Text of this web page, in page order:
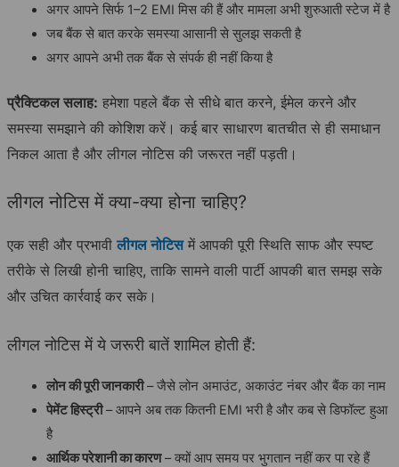
अगर आपने सिर्फ 1–2 EMI मिस की हैं और मामला अभी शुरुआती स्टेज में है
जब बैंक से बात करके समस्या आसानी से सुलझ सकती है
अगर आपने अभी तक बैंक से संपर्क ही नहीं किया है
प्रैक्टिकल सलाह: हमेशा पहले बैंक से सीधे बात करने, ईमेल करने और
समस्या समझाने की कोशिश करें। कई बार साधारण बातचीत से ही समाधान
निकल आता है और लीगल नोटिस की जरूरत नहीं पड़ती।
लीगल नोटिस में क्या-क्या होना चाहिए?
एक सही और प्रभावीलीगल नोटिसमें आपकी पूरी स्थिति साफ और स्पष्ट
तरीके से लिखी होनी चाहिए, ताकि सामने वाली पार्टी आपकी बात समझ सके
और उचित कार्रवाई कर सके।
लीगल नोटिस में ये जरूरी बातें शामिल होती हैं:
लोन की पूरी जानकारी– जैसे लोन अमाउंट, अकाउंट नंबर और बैंक का नाम
पेमेंट हिस्ट्री– आपने अब तक कितनी EMI भरी है और कब से डिफॉल्ट हुआ
है
आर्थिक परेशानी का कारण– क्यों आप समय पर भुगतान नहीं कर पा रहे हैं